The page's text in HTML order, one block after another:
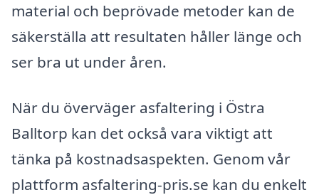
material och beprövade metoder kan de
säkerställa att resultaten håller länge och
ser bra ut under åren.
När du överväger asfaltering i Östra
Balltorp kan det också vara viktigt att
tänka på kostnadsaspekten. Genom vår
plattform asfaltering-pris.se kan du enkelt